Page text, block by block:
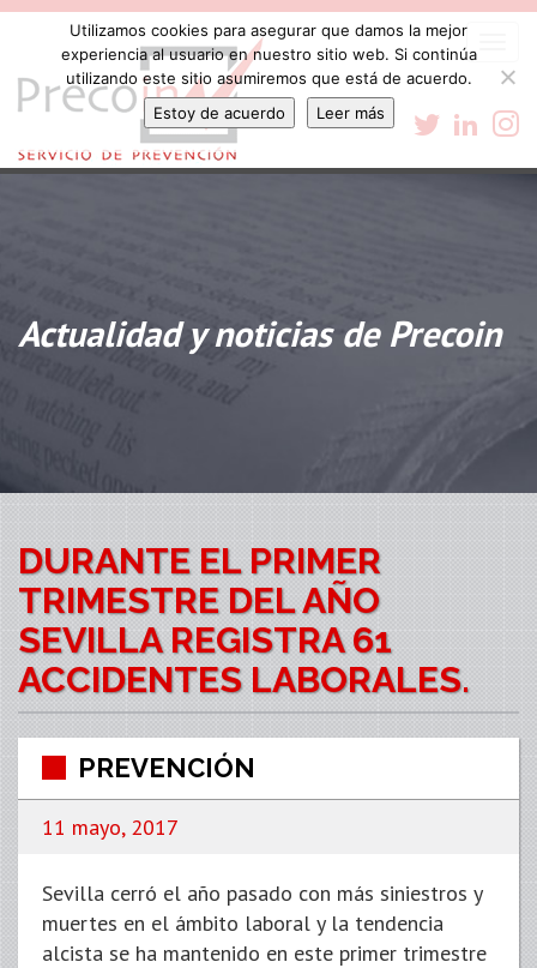
Actualidad y noticias de Precoin
DURANTE EL PRIMER
TRIMESTRE DEL AÑO
SEVILLA REGISTRA 61
ACCIDENTES LABORALES.
PREVENCIÓN
11 mayo, 2017
Sevilla cerró el año pasado con más siniestros y
muertes en el ámbito laboral y la tendencia
alcista se ha mantenido en este primer trimestre
Utilizamos cookies para asegurar que damos la mejor
experiencia al usuario en nuestro sitio web. Si continúa
utilizando este sitio asumiremos que está de acuerdo.
Estoy de acuerdo
Leer más